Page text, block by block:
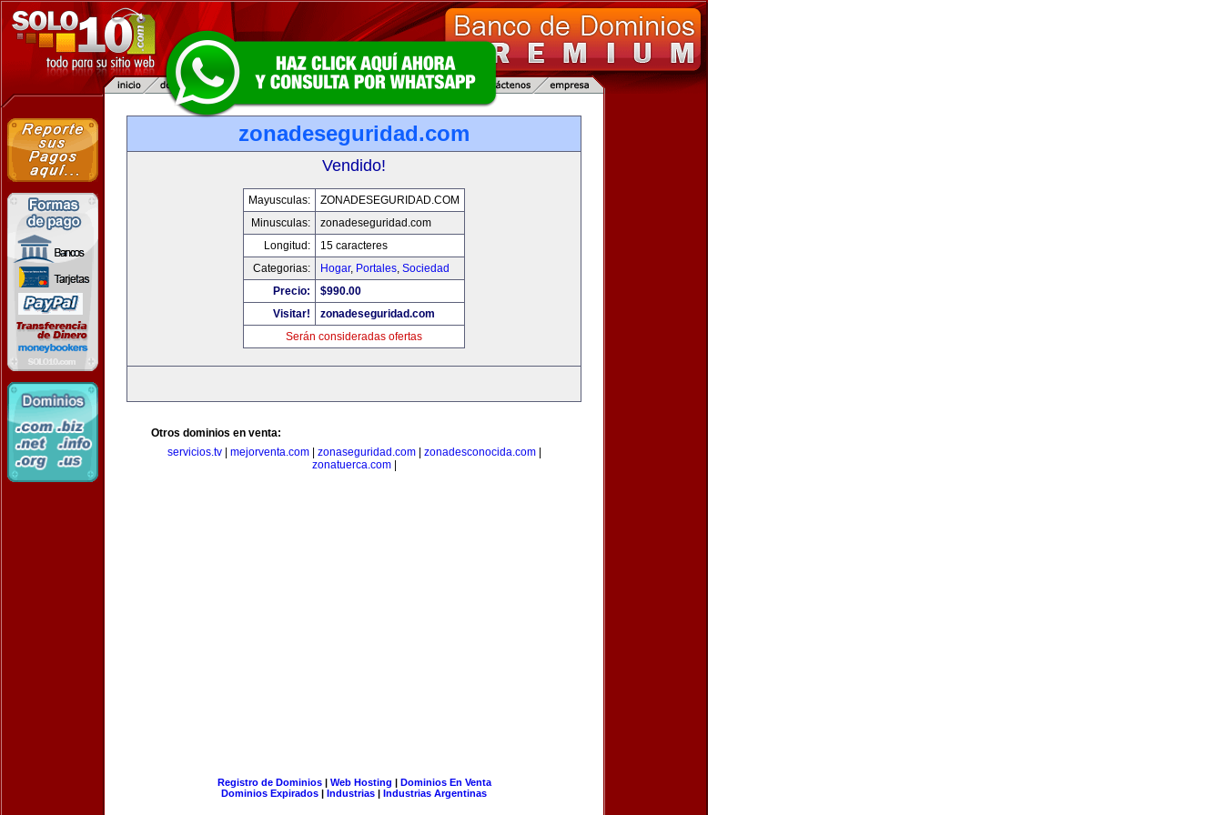
zonadeseguridad.com
Vendido!
Mayusculas:
ZONADESEGURIDAD.COM
Minusculas:
zonadeseguridad.com
Longitud:
15 caracteres
Categorias:
Hogar, Portales, Sociedad
Precio:
$990.00
Visitar!
zonadeseguridad.com
Serán consideradas ofertas
Otros dominios en venta:
servicios.tv| mejorventa.com| zonaseguridad.com| zonadesconocida.com|
zonatuerca.com|
Registro de Dominios| Web Hosting | Dominios En Venta
Dominios Expirados | Industrias | Industrias Argentinas